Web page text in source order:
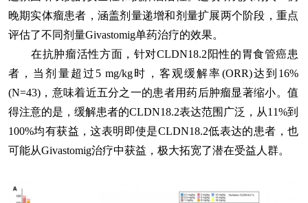
晚期实体瘤患者，涵盖剂量递增和剂量扩展两个阶段，重点
评估了不同剂量Givastomig单药治疗的效果。
在抗肿瘤活性方面，针对CLDN18.2阳性的胃食管癌患
者，当剂量超过5 mg/kg时，客观缓解率(ORR)达到16%
(N=43)，意味着近五分之一的患者用药后肿瘤显著缩小。值
得注意的是，缓解患者的CLDN18.2表达范围广泛，从11%到
100%均有获益，这表明即使是CLDN18.2低表达的患者，也
可能从Givastomig治疗中获益，极大拓宽了潜在受益人群。